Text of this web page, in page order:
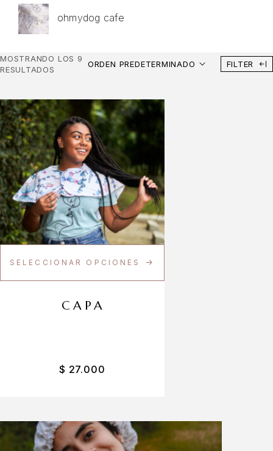
ohmydog cafe
MOSTRANDO LOS 9
RESULTADOS
ORDEN PREDETERMINADO FILTER
SELECCIONAR OPCIONES
CAPA
$ 27.000